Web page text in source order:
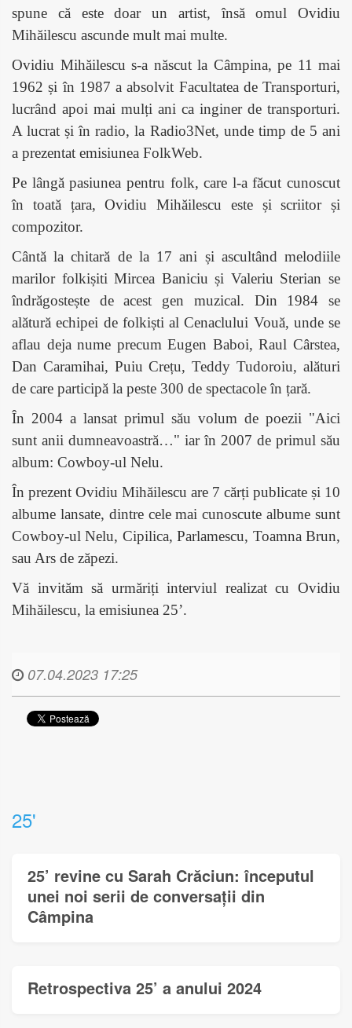
spune că este doar un artist, însă omul Ovidiu
Mihăilescu ascunde mult mai multe.
Ovidiu Mihăilescu s-a născut la Câmpina, pe 11 mai
1962 șiîn 1987 a absolvit Facultatea de Transporturi,
lucrând apoi mai mulți ani ca inginer de transporturi.
A lucrat și în radio, la Radio3Net, unde timp de 5 ani
a prezentat emisiunea FolkWeb.
Pe lângă pasiunea pentru folk, care l-a făcut cunoscut
în toată țara, Ovidiu Mihăilescu este și scriitor și
compozitor.
Cântă la chitară de la 17 ani și ascultând melodiile
marilor folkișiti Mircea Baniciu și Valeriu Sterian se
îndrăgostește de acest gen muzical. Din 1984 se
alătură echipei de folkiști al Cenaclului Vouă, unde se
aflau deja nume precum Eugen Baboi, Raul Cârstea,
Dan Caramihai, Puiu Crețu, Teddy Tudoroiu, alături
de care participă la peste 300 de spectacole în țară.
În 2004 a lansat primul său volum de poezii "Aici
sunt anii dumneavoastră…" iar în 2007 de primul său
album: Cowboy-ul Nelu.
În prezent Ovidiu Mihăilescu are 7 cărți publicate și 10
albume lansate, dintre cele mai cunoscute albume sunt
Cowboy-ul Nelu, Cipilica, Parlamescu, Toamna Brun,
sau Ars de zăpezi.
Vă invităm să urmăriți interviul realizat cu Ovidiu
Mihăilescu, la emisiunea 25’.
07.04.2023 17:25
25'
25’ revine cu Sarah Crăciun: începutul
unei noi serii de conversații din
Câmpina
Retrospectiva 25’ a anului 2024